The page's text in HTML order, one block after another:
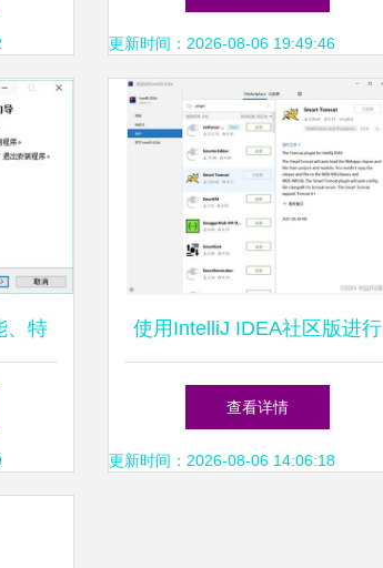
更新时间：2026-08-06 19:49:46
、特 使用IntelliJ IDEA社区版进行
JavaWeb项目开发与维护指南
查看详情
更新时间：2026-08-06 14:06:18